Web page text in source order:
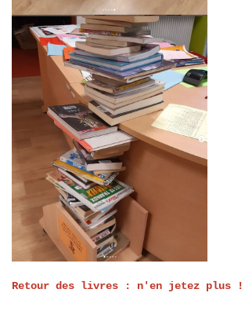
Retour des livres : n'en jetez plus !